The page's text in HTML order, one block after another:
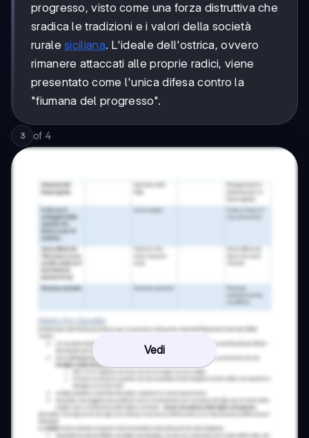
progresso, visto come una forza distruttiva che
sradica le tradizioni e i valori della società
ruralesiciliana. L'ideale dell'ostrica, ovvero
rimanere attaccati alle proprie radici, viene
presentato come l'unica difesa contro la
"fiumana del progresso".
3 of 4
Vedi